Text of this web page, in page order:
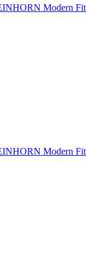
Modern Fit
Modern Fit